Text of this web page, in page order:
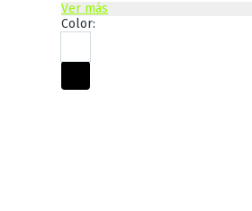
Ver más
Color: